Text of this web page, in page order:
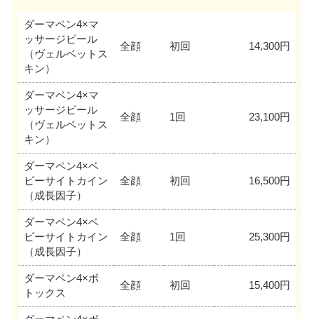
ダーマペン4×マ
ッサージピール
（ヴェルベットス
キン）
全顔 初回 14,300円
ダーマペン4×マ
ッサージピール
（ヴェルベットス
キン）
全顔 1回 23,100円
ダーマペン4×ベ
ビーサイトカイン
（成長因子）
全顔 初回 16,500円
ダーマペン4×ベ
ビーサイトカイン
（成長因子）
全顔 1回 25,300円
ダーマペン4×ボ
トックス
全顔 初回 15,400円